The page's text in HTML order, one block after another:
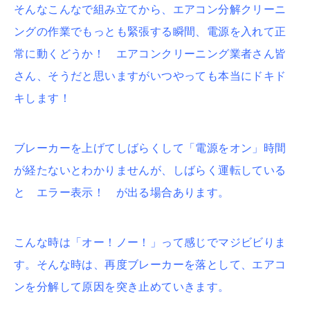
そんなこんなで組み立てから、エアコン分解クリーニ
ングの作業でもっとも緊張する瞬間、電源を入れて正
常に動くどうか！ エアコンクリーニング業者さん皆
さん、そうだと思いますがいつやっても本当にドキド
キします！
ブレーカーを上げてしばらくして「電源をオン」時間
が経たないとわかりませんが、しばらく運転している
と エラー表示！ が出る場合あります。
こんな時は「オー！ノー！」って感じでマジビビりま
す。そんな時は、再度ブレーカーを落として、エアコ
ンを分解して原因を突き止めていきます。